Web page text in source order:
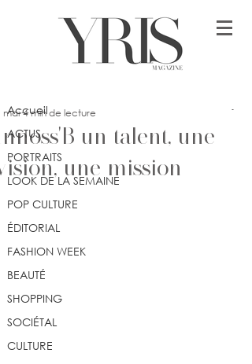
Accueil
ACTUS
PORTRAITS
LOOK DE LA SEMAINE
POP CULTURE
ÉDITORIAL
FASHION WEEK
BEAUTÉ
SHOPPING
SOCIÉTAL
CULTURE
un talent, une
une mission
mai 4 min de lecture